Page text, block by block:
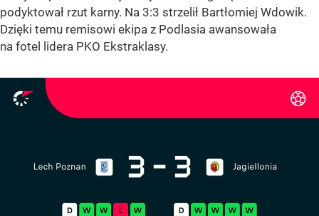
podyktował rzut karny. Na 3:3 strzelił Bartłomiej Wdowik.
Dzięki temu remisowi ekipa z Podlasia awansowała
na fotel lidera PKO Ekstraklasy.